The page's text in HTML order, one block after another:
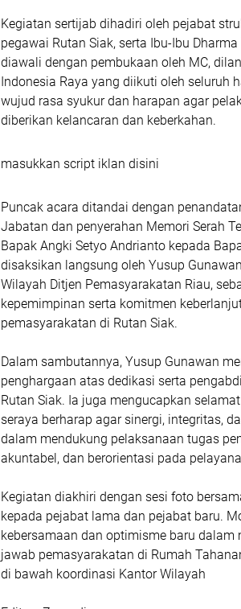
Kegiatan sertijab dihadiri oleh pejabat
pegawai Rutan Siak, serta Ibu-Ibu
diawali dengan pembukaan oleh MC,
Indonesia Raya yang diikuti oleh seluruh
wujud rasa syukur dan harapan agar
diberikan kelancaran dan keberkahan.
masukkan script iklan disini
Puncak acara ditandai dengan
Jabatan dan penyerahan Memori Serah
Bapak Angki Setyo Andrianto kepada
disaksikan langsung oleh Yusup
Wilayah Ditjen Pemasyarakatan Riau,
kepemimpinan serta komitmen
pemasyarakatan di Rutan Siak.
Dalam sambutannya, Yusup Gunawan
penghargaan atas dedikasi serta
Rutan Siak. Ia juga mengucapkan
seraya berharap agar sinergi, integritas,
dalam mendukung pelaksanaan tugas
akuntabel, dan berorientasi pada
Kegiatan diakhiri dengan sesi foto
kepada pejabat lama dan pejabat baru.
kebersamaan dan optimisme baru
jawab pemasyarakatan di Rumah
di bawah koordinasi Kantor Wilayah